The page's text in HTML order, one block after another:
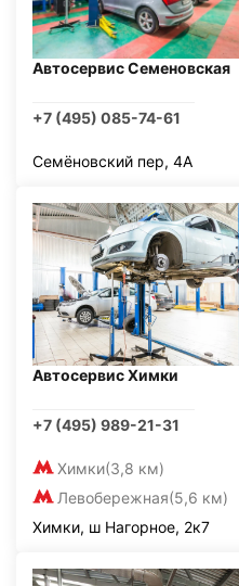
Автосервис Семеновская
+7 (495) 085-74-61
Семёновский пер, 4А
Автосервис Химки
+7 (495) 989-21-31
Химки(3,8 км)
Левобережная(5,6 км)
Химки, ш Нагорное, 2к7